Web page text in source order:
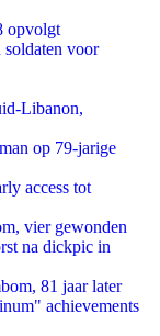
opvolgt
voor
Libanon,
op 79-jarige
access tot
vier gewonden
na dickpic in
81 jaar later
achievements